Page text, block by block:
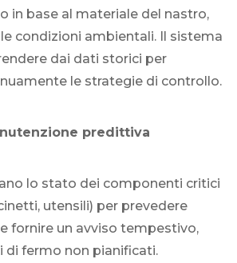
in base al materiale del nastro,
condizioni ambientali. Il sistema
dai dati storici per
le strategie di controllo.
predittiva
lo stato dei componenti critici
utensili) per prevedere
fornire un avviso tempestivo,
di fermo non pianificati.